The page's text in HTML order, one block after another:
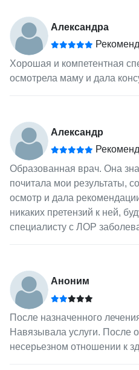
Александра
Хорошая и компетентная
осмотрела маму и дала
Александр
Образованная врач. Она
почитала мои результаты,
осмотр и дала
никаких претензий к ней,
специалисту с ЛОР
Аноним
После назначенного
Навязывала услуги. После
несерьезном отношении к